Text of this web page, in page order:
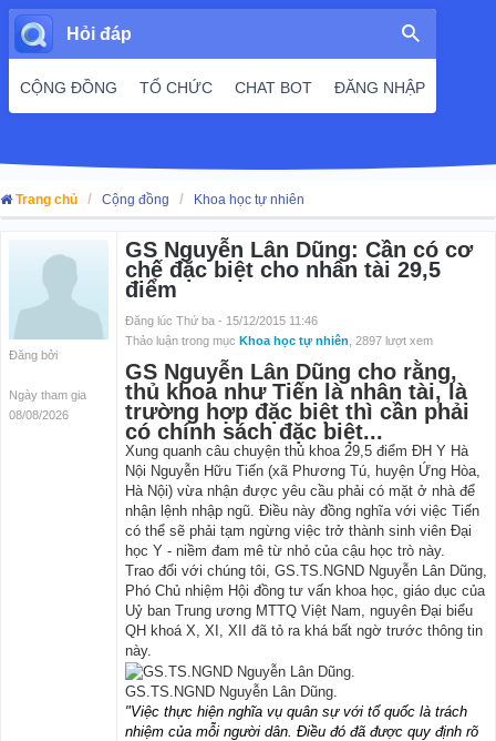
Hỏi đáp
CỘNG ĐỒNG TỔ CHỨC CHAT BOT ĐĂNG NHẬP
Trang chủ Cộng đồng Khoa học tự nhiên
Đăng bởi
Ngày tham gia
08/08/2026
GS Nguyễn Lân Dũng: Cần có cơ
chế đặc biệt cho nhân tài 29,5
điểm
Đăng lúc Thứ ba - 15/12/2015 11:46
Thảo luận trong mục Khoa học tự nhiên , 2897 lượt xem
GS Nguyễn Lân Dũng cho rằng,
thủ khoa như Tiến là nhân tài, là
trường hợp đặc biệt thì cần phải
có chính sách đặc biệt...
Xung quanh câu chuyện thủ khoa 29,5 điểm ĐH Y Hà
Nội Nguyễn Hữu Tiến (xã Phương Tú, huyện Ứng Hòa,
Hà Nội) vừa nhận được yêu cầu phải có mặt ở nhà để
nhận lệnh nhập ngũ. Điều này đồng nghĩa với việc Tiến
có thể sẽ phải tạm ngừng việc trở thành sinh viên Đại
học Y - niềm đam mê từ nhỏ của cậu học trò này.
Trao đổi với chúng tôi, GS.TS.NGND Nguyễn Lân Dũng,
Phó Chủ nhiệm Hội đồng tư vấn khoa học, giáo dục của
Uỷ ban Trung ương MTTQ Việt Nam, nguyên Đại biểu
QH khoá X, XI, XII đã tỏ ra khá bất ngờ trước thông tin
này.
GS.TS.NGND Nguyễn Lân Dũng.
"Việc thực hiện nghĩa vụ quân sự với tổ quốc là trách
nhiệm của mỗi người dân. Điều đó đã được quy định rõ